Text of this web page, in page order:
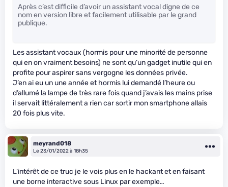
Après c’est difficile d’avoir un assistant vocal digne de ce
nom en version libre et facilement utilisable par le grand
publique.
Les assistant vocaux (hormis pour une minorité de personne
qui en on vraiment besoins) ne sont qu’un gadget inutile qui en
profite pour aspirer sans vergogne les données privée.
J’en ai eu un une année et hormis lui demandé l’heure ou
d’allumé la lampe de très rare fois quand j’avais les mains prise
il servait littéralement a rien car sortir mon smartphone allais
20 fois plus vite.
meyrand018
Le 23/01/2022 à 18h35
L’intérêt de ce truc je le vois plus en le hackant et en faisant
une borne interactive sous Linux par exemple…